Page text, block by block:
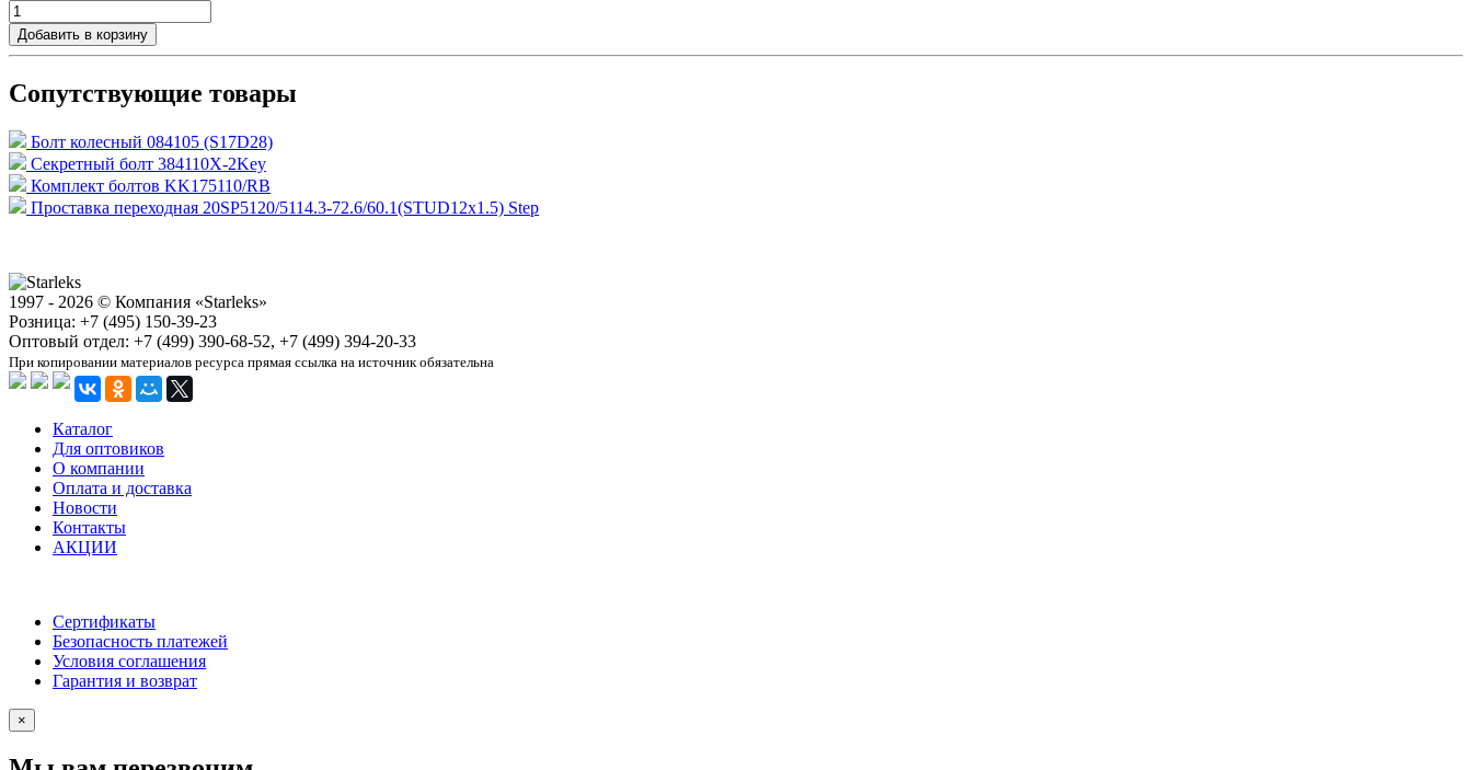
Добавить в корзину
Сопутствующие товары
Болт колесный 084105 (S17D28)
Секретный болт 384110X-2Key
Комплект болтов KK175110/RB
Проставка переходная 20SP5120/5114.3-72.6/60.1(STUD12x1.5) Step
1997 - 2026 © Компания «Starleks»
Розница: +7 (495) 150-39-23
Оптовый отдел: +7 (499) 390-68-52, +7 (499) 394-20-33
При копировании материалов ресурса прямая ссылка на источник обязательна
Каталог
Для оптовиков
О компании
Оплата и доставка
Новости
Контакты
АКЦИИ
Сертификаты
Безопасность платежей
Условия соглашения
Гарантия и возврат
×